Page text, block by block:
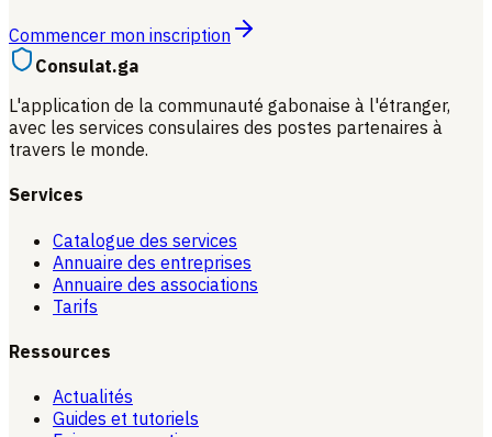
Commencer mon inscription
Consulat.ga
L'application de la communauté gabonaise à l'étranger,
avec les services consulaires des postes partenaires à
travers le monde.
Services
Catalogue des services
Annuaire des entreprises
Annuaire des associations
Tarifs
Ressources
Actualités
Guides et tutoriels